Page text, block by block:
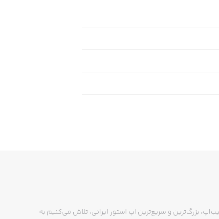
بزرگ‌ترین و سریع‌ترین اپ استور ایرانی، تلاش می‌کنیم به